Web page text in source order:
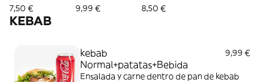
Dentro
7,50 €
+bebida
9,99 €
8,50 €
KEBAB
kebab
Normal+patatas+Bebida
9,99 €
Ensalada y carne dentro de pan de kebab